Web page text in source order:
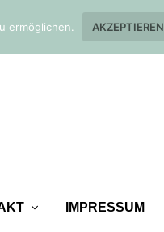
IMPRESSUM
ermöglichen. AKZEPTIEREN